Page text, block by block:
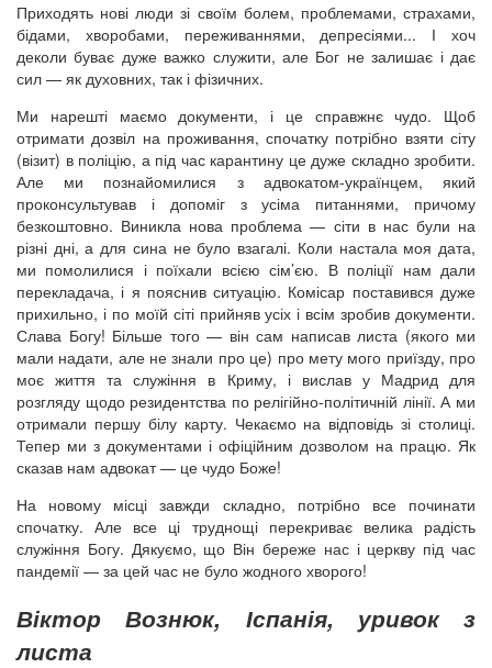
Приходять нові люди зі своїм болем, проблемами, страхами,
бідами, хворобами, переживаннями, депресіями... І хоч
деколи буває дуже важко служити, але Бог не залишає і дає
сил — як духовних, так і фізичних.
Ми нарешті маємо документи, і це справжнє чудо. Щоб
отримати дозвіл на проживання, спочатку потрібно взяти сіту
(візит) в поліцію, а під час карантину це дуже складно зробити.
Але ми познайомилися з адвокатом-українцем, який
проконсультував і допоміг з усіма питаннями, причому
безкоштовно. Виникла нова проблема — сіти в нас були на
різні дні, а для сина не було взагалі. Коли настала моя дата,
ми помолилися і поїхали всією сім’єю. В поліції нам дали
перекладача, і я пояснив ситуацію. Комісар поставився дуже
прихильно, і по моїй сіті прийняв усіх і всім зробив документи.
Слава Богу! Більше того — він сам написав листа (якого ми
мали надати, але не знали про це) про мету мого приїзду, про
моє життя та служіння в Криму, і вислав у Мадрид для
розгляду щодо резидентства по релігійно-політичній лінії. А ми
отримали першу білу карту. Чекаємо на відповідь зі столиці.
Тепер ми з документами і офіційним дозволом на працю. Як
сказав нам адвокат — це чудо Боже!
На новому місці завжди складно, потрібно все починати
спочатку. Але все ці труднощі перекриває велика радість
служіння Богу. Дякуємо, що Він береже нас і церкву під час
пандемії — за цей час не було жодного хворого!
Віктор Вознюк, Іспанія, уривок з
листа